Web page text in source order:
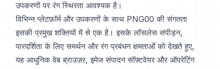
उपकरणों पर रंग स्थिरता आवश्यक है।
विभिन्न प्लेटफ़ॉर्म और उपकरणों के साथ PNG00 की संगतता
इसकी प्रमुख शक्तियों में से एक है। इसके लॉसलेस संपीड़न,
पारदर्शिता के लिए समर्थन और रंग प्रबंधन क्षमताओं को देखते हुए,
यह आधुनिक वेब ब्राउज़र, इमेज संपादन सॉफ़्टवेयर और ऑपरेटिंग